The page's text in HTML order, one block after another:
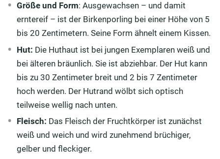
Größe und Form: Ausgewachsen – und damit
erntereif – ist der Birkenporling bei einer Höhe von 5
bis 20 Zentimetern. Seine Form ähnelt einem Kissen.
Hut: Die Huthaut ist bei jungen Exemplaren weiß und
bei älteren bräunlich. Sie ist abziehbar. Der Hut kann
bis zu 30 Zentimeter breit und 2 bis 7 Zentimeter
hoch werden. Der Hutrand wölbt sich optisch
teilweise wellig nach unten.
Fleisch: Das Fleisch der Fruchtkörper ist zunächst
weiß und weich und wird zunehmend brüchiger,
gelber und fleckiger.